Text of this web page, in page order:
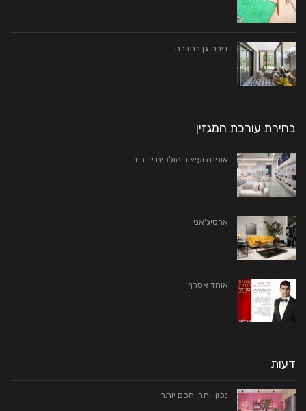
דירת גן בחדרה
בחירת עורכת המגזין
אופנה ועיצוב הולכים יד ביד
ארטיג’אני
אוהד אסרף
דעות
נכון יותר, חכם יותר